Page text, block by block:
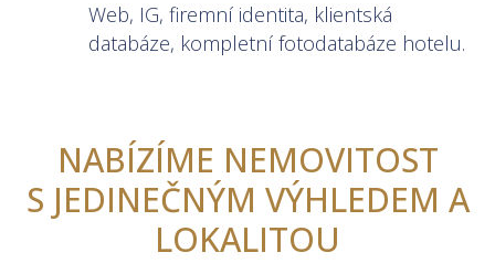
Web, IG, firemní identita, klientská
databáze, kompletní fotodatabáze hotelu.
NABÍZÍME NEMOVITOST
S JEDINEČNÝM VÝHLEDEM A
LOKALITOU